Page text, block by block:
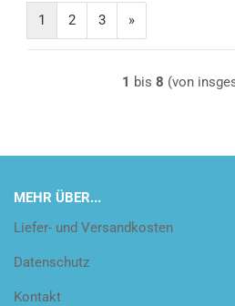
1 2 3 »
1 bis 8 (von
MEHR ÜBER...
Liefer- und Versandkosten
Datenschutz
Kontakt